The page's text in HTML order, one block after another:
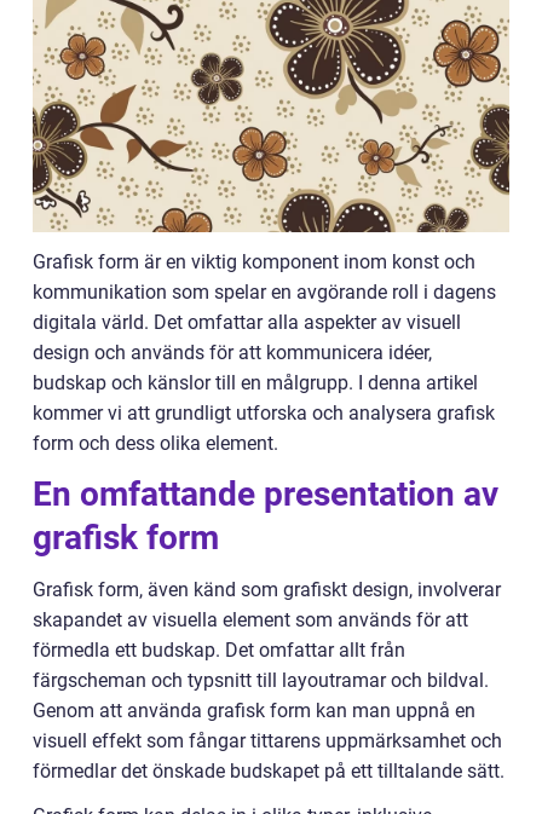
Grafisk form är en viktig komponent inom konst och
kommunikation som spelar en avgörande roll i dagens
digitala värld. Det omfattar alla aspekter av visuell
design och används för att kommunicera idéer,
budskap och känslor till en målgrupp. I denna artikel
kommer vi att grundligt utforska och analysera grafisk
form och dess olika element.
En omfattande presentation av
grafisk form
Grafisk form, även känd som grafiskt design, involverar
skapandet av visuella element som används för att
förmedla ett budskap. Det omfattar allt från
färgscheman och typsnitt till layoutramar och bildval.
Genom att använda grafisk form kan man uppnå en
visuell effekt som fångar tittarens uppmärksamhet och
förmedlar det önskade budskapet på ett tilltalande sätt.